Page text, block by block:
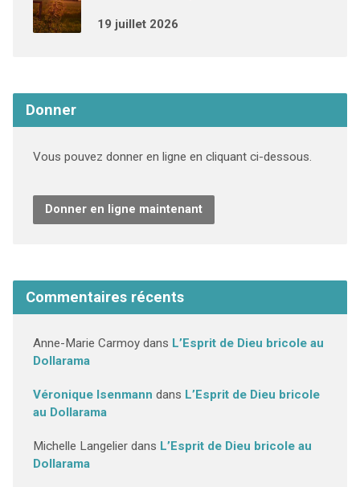
19 juillet 2026
Donner
Vous pouvez donner en ligne en cliquant ci-dessous.
Donner en ligne maintenant
Commentaires récents
Anne-Marie Carmoydans L’Esprit de Dieu bricole au
Dollarama
Véronique Isenmann dans L’Esprit de Dieu bricole
au Dollarama
Michelle Langelierdans L’Esprit de Dieu bricole au
Dollarama